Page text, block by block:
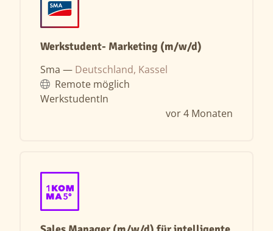
Werkstudent- Marketing (m/w/d)
Sma — Deutschland, Kassel
Remote möglich
WerkstudentIn
vor 4 Monaten